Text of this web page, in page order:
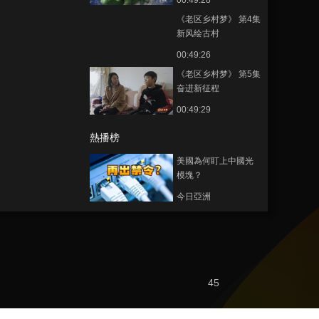
《老区乡村梦》 第4集
新风绘古村
00:49:26
《老区乡村梦》 第5集
奋进新征程
00:49:29
熱播榜
美國為何盯上中國光
模塊？
今日亞洲
共同關注
45